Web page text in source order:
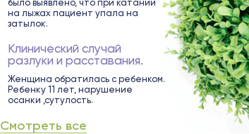
было выявлено, что при катании
на лыжах пациент упала на
затылок.
Клинический случай
разлуки и расставания.
Женщина обратилась с ребенком.
Ребенку 11 лет, нарушение
осанки ,сутулость.
Смотреть все